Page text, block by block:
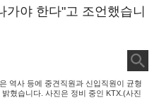
야 한다"고 조언했습니
역사 등에 중견직원과 신입직원이 균형
혔습니다. 사진은 정비 중인 KTX.(사진